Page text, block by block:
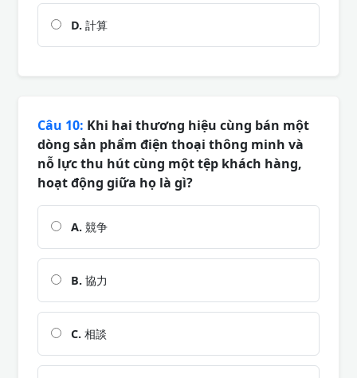
D. 計算
Câu 10: Khi hai thương hiệu cùng bán một
dòng sản phẩm điện thoại thông minh và
nỗ lực thu hút cùng một tệp khách hàng,
hoạt động giữa họ là gì?
A. 競争
B. 協力
C. 相談